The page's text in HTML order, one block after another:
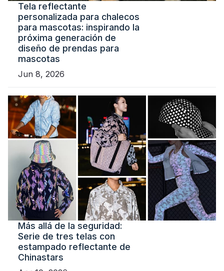
Tela reflectante
personalizada para chalecos
para mascotas: inspirando la
próxima generación de
diseño de prendas para
mascotas
Jun 8, 2026
Más allá de la seguridad:
Serie de tres telas con
estampado reflectante de
Chinastars